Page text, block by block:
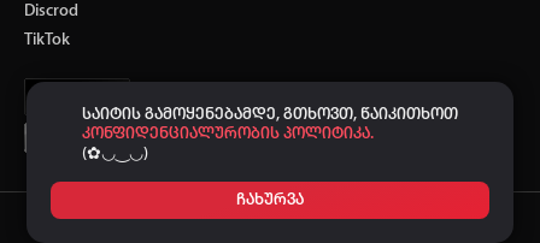
საიტის გამოყენებამდე, გთხოვთ, წაიკითხოთ
კონფიდენციალურობის პოლიტიკა.
(✿◡‿◡)
ჩახურვა
Discrod
TikTok